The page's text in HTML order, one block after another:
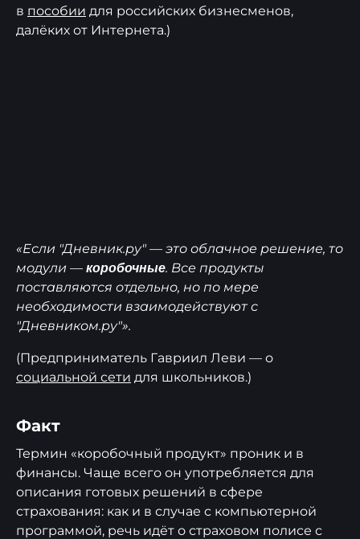
в пособии для российских бизнесменов,
далёких от Интернета.)
«Если "Дневник.ру" — это облачное решение, то
модули — коробочные. Все продукты
поставляются отдельно, но по мере
необходимости взаимодействуют с
"Дневником.ру"».
(Предприниматель Гавриил Леви — о
социальной сети для школьников.)
Факт
Термин «коробочный продукт» проник и в
финансы. Чаще всего он употребляется для
описания готовых решений в сфере
страхования: как и в случае с компьютерной
программой, речь идёт о страховом полисе с